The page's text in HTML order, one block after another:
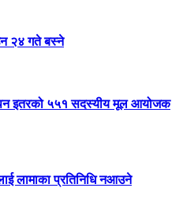
२४ गते बस्ने
इतरको ५५१ सदस्यीय मूल आयोजक
लामाका प्रतिनिधि नआउने